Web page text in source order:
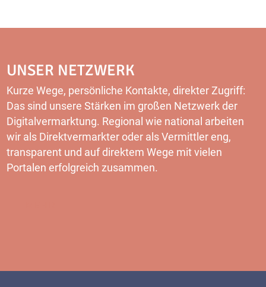
UNSER NETZWERK
Kurze Wege, persönliche Kontakte, direkter Zugriff:
Das sind unsere Stärken im großen Netzwerk der
Digitalvermarktung. Regional wie national arbeiten
wir als Direktvermarkter oder als Vermittler eng,
transparent und auf direktem Wege mit vielen
Portalen erfolgreich zusammen.